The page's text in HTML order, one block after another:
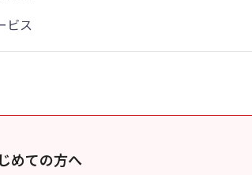
ビス
めての方へ